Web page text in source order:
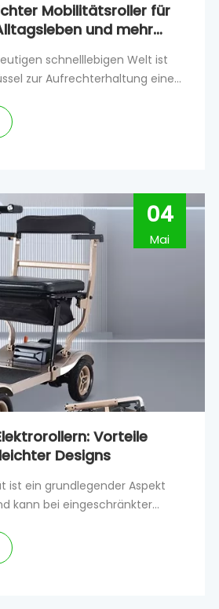
Mobilitätsroller für
und mehr
schnelllebigen Welt ist
zur Aufrechterhaltung eines
Mobilität haben sich leichte
erwiesen.Diese
04
Mai
Vorteile
Designs
ist ein grundlegender Aspekt
kann bei eingeschränkter
haben